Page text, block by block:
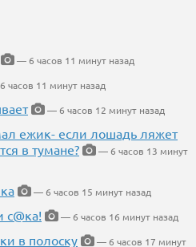
— 6 часов 11 минут назад
часов 11 минут назад
— 6 часов 12 минут назад
ежик- если лошадь ляжет
в тумане?
— 6 часов 13 минут
— 6 часов 15 минут назад
с@ка!
— 6 часов 16 минут назад
в полоску
— 6 часов 17 минут